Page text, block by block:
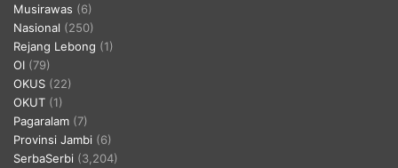
Musirawas (6)
Nasional (250)
Rejang Lebong (1)
OI (79)
OKUS (22)
OKUT (1)
Pagaralam (7)
Provinsi Jambi (6)
SerbaSerbi (3,204)